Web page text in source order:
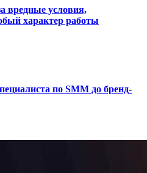
вредные условия,
характер работы
по SMM до бренд-